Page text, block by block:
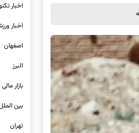
اخبار
اخبار
اصفهان
البرز
بازار مالی
بین
تهران